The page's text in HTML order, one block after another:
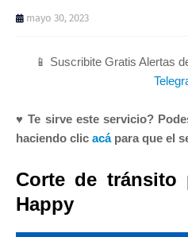
mayo 30, 2023
📱 Suscribite Gratis Alertas
♥ Te sirve este servicio?
haciendo clic acápara que el
Corte de tránsito
Happy